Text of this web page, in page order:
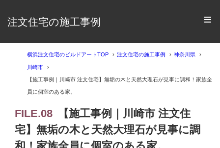
注文住宅の施工事例
横浜注文住宅のビルドアートTOP 注文住宅の施工事例 神奈川県
川崎市
【施工事例｜川崎市 注文住宅】無垢の木と天然大理石が見事に調和！家族全
員に個室のある家。
FILE.08
【施工事例｜川崎市 注文住
宅】無垢の木と天然大理石が見事に調